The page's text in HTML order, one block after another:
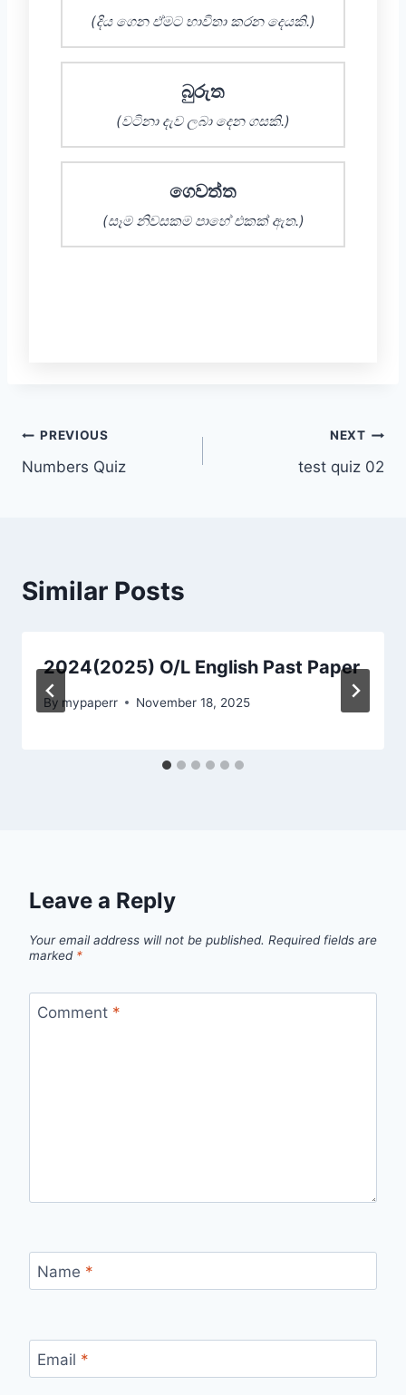
(දිය ගෙන ඒමට භාවිතා කරන දෙයකි.)
බුරුත
(වටිනා දැව ලබා දෙන ගසකි.)
ගෙවත්ත
(සෑම නිවසකම පාහේ එකක් ඇත.)
Post
navigation
PREVIOUS
Numbers Quiz
NEXT
test quiz 02
Similar Posts
2024(2025) O/L English Past Paper
By mypaperr November 18, 2025
Leave a Reply
Your email address will not be published. Required fields are
marked *
Comment *
Name *
Email *